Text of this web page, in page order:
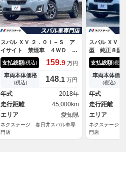
スバル ＸＶ ２．０ｉ－Ｓ ア
イサイト 禁煙車 ４ＷＤ ル
ーフレール アドバンスドセイ
フティ 純正ＳＤナビ バック
カメラ ハーフレザーシート
コーナーセンサー スマートキ
ー ＬＥＤヘッド ＥＴＣ 純
正１８インチアルミ 電子パー
キング
支払総額(税込) 159.9 万円
車両本体価格
(税込) 148.1 万円
年式
2018年
走行距離
45,000km
エリア
愛知県
ネクステージ 春日井スバル車専
門店
スバル ＸＶ
型 純正８型
ビ 純正アル
ザーシート
ト 革巻きス
インチアル
ー機能付きパ
車 ワンオー
支払総額(税込)
車両本体価格
(税込)
年式
走行距離
エリア
ネクステージ
門店